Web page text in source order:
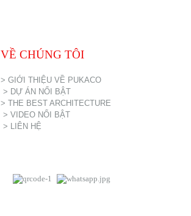
VỀ CHÚNG TÔI
> GIỚI THIỆU VỀ PUKACO
> DỰ ÁN NỔI BẬT
> THE BEST ARCHITECTURE
> VIDEO NỔI BẬT
> LIÊN HỆ